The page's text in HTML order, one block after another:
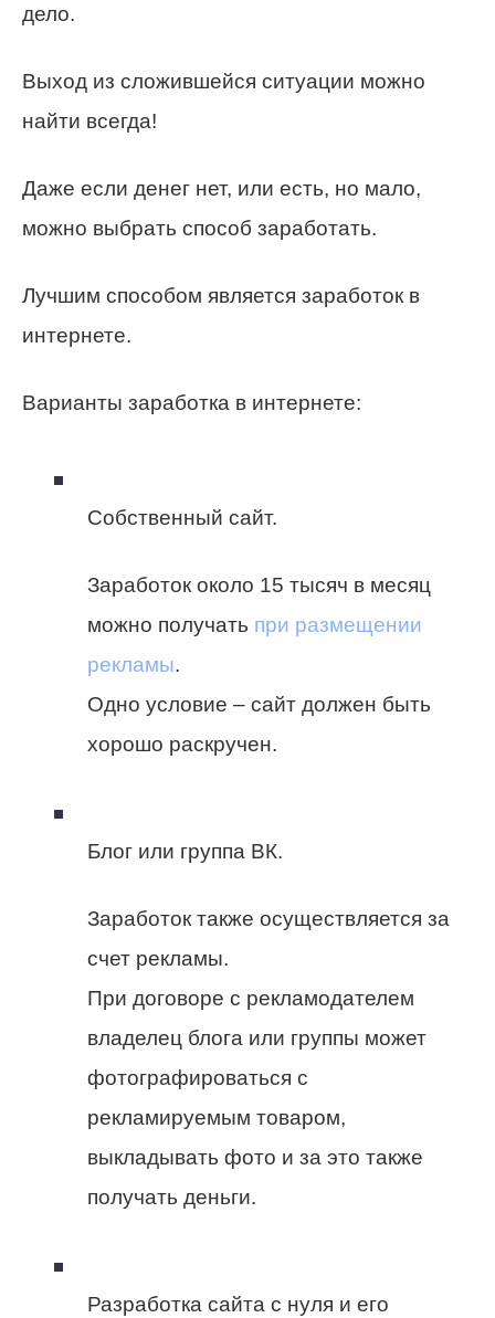
дело.
Выход из сложившейся ситуации можно
найти всегда!
Даже если денег нет, или есть, но мало,
можно выбрать способ заработать.
Лучшим способом является заработок в
интернете.
Варианты заработка в интернете:
Собственный сайт.
Заработок около 15 тысяч в месяц
можно получать при размещении
рекламы.
Одно условие – сайт должен быть
хорошо раскручен.
Блог или группа ВК.
Заработок также осуществляется за
счет рекламы.
При договоре с рекламодателем
владелец блога или группы может
фотографироваться с
рекламируемым товаром,
выкладывать фото и за это также
получать деньги.
Разработка сайта с нуля и его